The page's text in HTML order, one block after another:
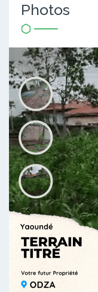
Photos